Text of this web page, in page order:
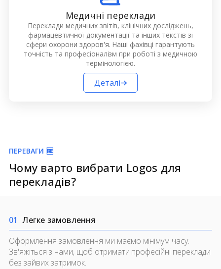
Медичні переклади
Переклади медичних звітів, клінічних досліджень,
фармацевтичної документації та інших текстів зі
сфери охорони здоров'я. Наші фахівці гарантують
точність та професіоналізм при роботі з медичною
термінологією.
Деталі
ПЕРЕВАГИ 🆓
Чому варто вибрати Logos для
перекладів?
01
Легке замовлення
Оформлення замовлення ми маємо мінімум часу.
Зв'яжіться з нами, щоб отримати професійні переклади
без зайвих затримок.